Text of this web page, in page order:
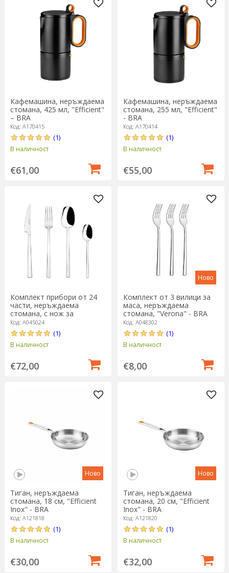
Кафемашина, неръждаема
стомана, 425 мл, "Efficient"
– BRA
Код: A170415
(1)
В наличност
€61,00
Кафемашина, неръждаема
стомана, 255 мл, "Efficient"
- BRA
Код: A170414
(1)
В наличност
€55,00
Комплект прибори от 24
части, неръждаема
стомана, с нож за
пържоли, “Treviso” – BRA
Код: A045024
(1)
В наличност
€72,00
Ново
Комплект от 3 вилици за
маса, неръждаема
стомана, "Verona" - BRA
Код: A048302
(1)
В наличност
€8,00
Ново
Тиган, неръждаема
стомана, 18 см, "Efficient
Inox" - BRA
Код: A121818
(1)
В наличност
€30,00
Ново
Тиган, неръждаема
стомана, 20 см, "Efficient
Inox" - BRA
Код: A121820
(1)
В наличност
€32,00